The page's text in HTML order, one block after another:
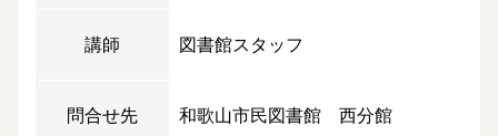
講師 図書館スタッフ
問合せ先 和歌山市民図書館 西分館